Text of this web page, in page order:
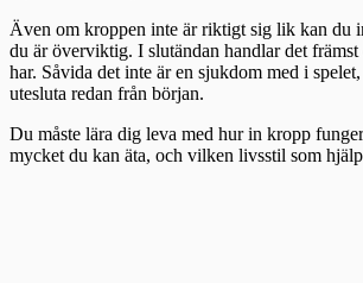
Även om kroppen inte är riktigt sig lik kan du
du är överviktig. I slutändan handlar det
har. Såvida det inte är en sjukdom med i
utesluta redan från början.
Du måste lära dig leva med hur in kropp
mycket du kan äta, och vilken livsstil som